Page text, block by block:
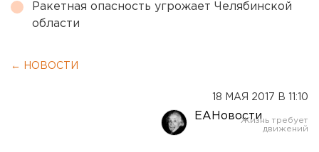
Ракетная опасность угрожает Челябинской
области
← НОВОСТИ
18 МАЯ 2017 В 11:10
ЕАНовости